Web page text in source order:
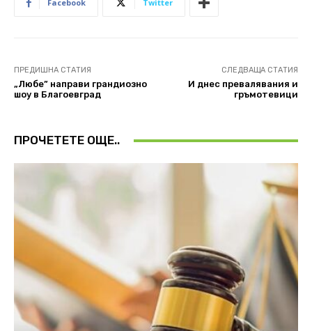
Facebook Twitter
ПРЕДИШНА СТАТИЯ
„Любе” направи грандиозно
шоу в Благоевград
СЛЕДВАЩА СТАТИЯ
И днес превалявания и
гръмотевици
ПРОЧЕТЕТЕ ОЩЕ..